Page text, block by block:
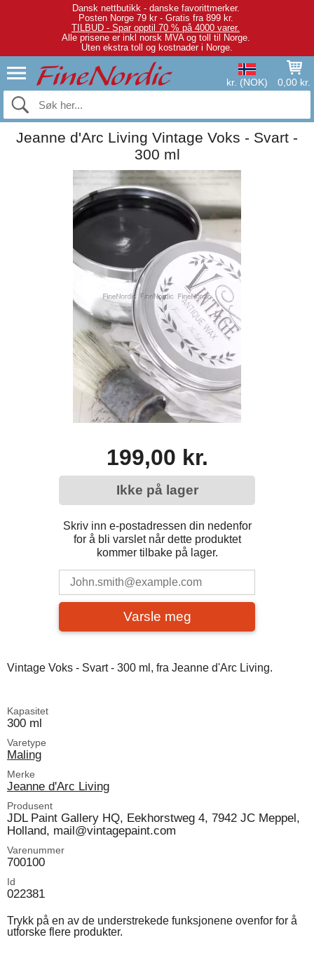
Dansk nettbutikk - danske favorittmerker.
Posten Norge 79 kr - Gratis fra 899 kr.
TILBUD - Spar opptil 70 % på 4000 varer.
Alle prisene er inkl norsk MVA og toll til Norge.
Uten ekstra toll og kostnader i Norge.
kr. (NOK) 0,00 kr.
Jeanne d'Arc Living Vintage Voks - Svart -
300 ml
199,00 kr.
Ikke på lager
Skriv inn e-postadressen din nedenfor
for å bli varslet når dette produktet
kommer tilbake på lager.
Varsle meg
Vintage Voks - Svart - 300 ml, fra Jeanne d'Arc Living.
Kapasitet
300 ml
Varetype
Maling
Merke
Jeanne d'Arc Living
Produsent
JDL Paint Gallery HQ, Eekhorstweg 4, 7942 JC Meppel,
Holland, mail@vintagepaint.com
Varenummer
700100
Id
022381
Trykk på en av de understrekede funksjonene ovenfor for å
utforske flere produkter.